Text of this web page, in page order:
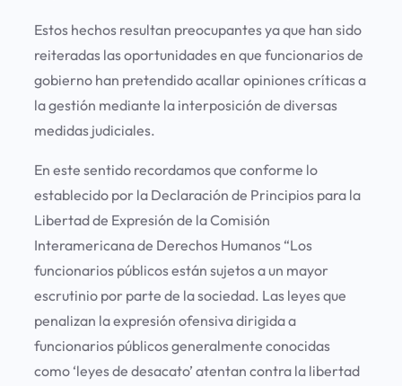
Estos hechos resultan preocupantes ya que han sido
reiteradas las oportunidades en que funcionarios de
gobierno han pretendido acallar opiniones críticas a
la gestión mediante la interposición de diversas
medidas judiciales.
En este sentido recordamos que conforme lo
establecido por la Declaración de Principios para la
Libertad de Expresión de la Comisión
Interamericana de Derechos Humanos “Los
funcionarios públicos están sujetos a un mayor
escrutinio por parte de la sociedad. Las leyes que
penalizan la expresión ofensiva dirigida a
funcionarios públicos generalmente conocidas
como ‘leyes de desacato’ atentan contra la libertad